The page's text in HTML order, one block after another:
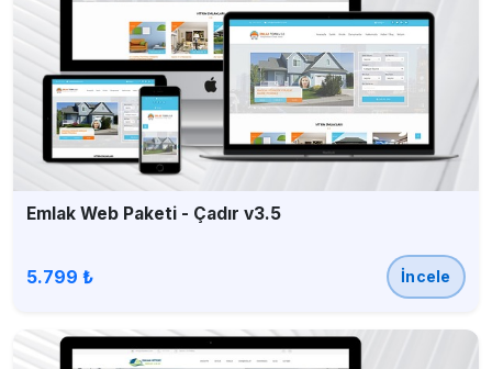
Emlak Web Paketi - Çadır v3.5
5.799 ₺ İncele